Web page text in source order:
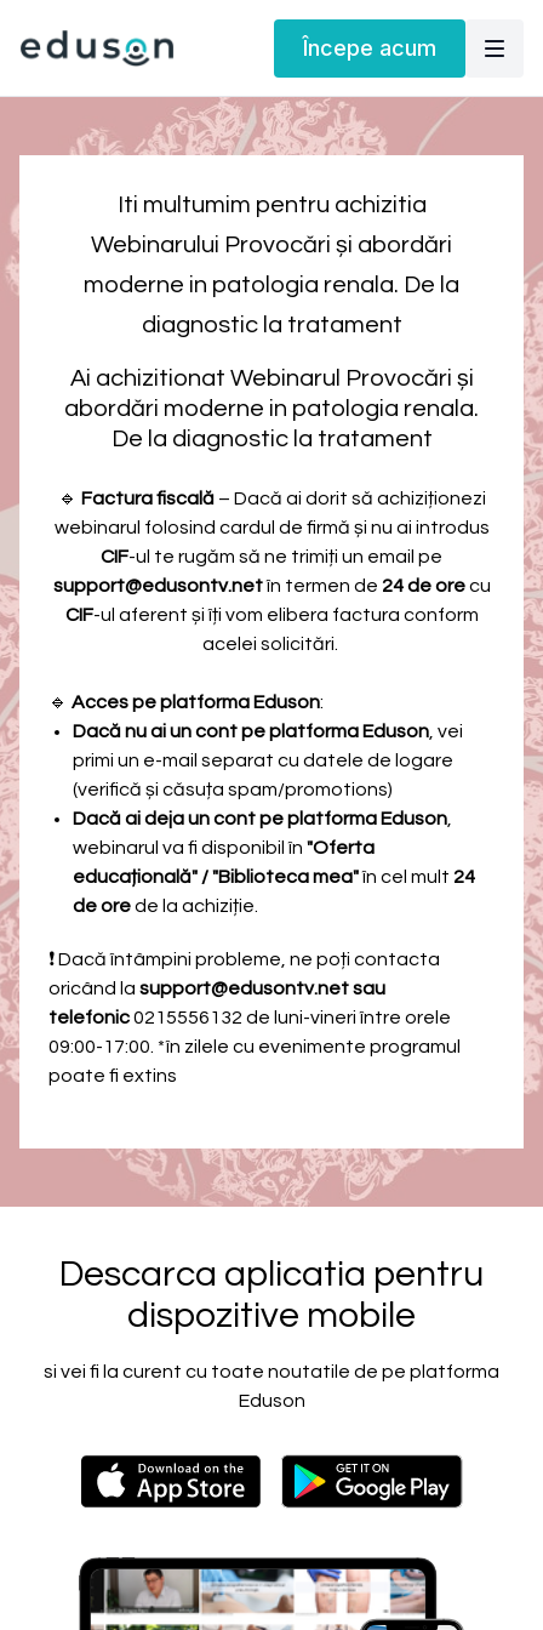
Începe acum
Iti multumim pentru achizitia
Webinarului Provocări și abordări
moderne in patologia renala. De la
diagnostic la tratament
Ai achizitionat Webinarul Provocări și
abordări moderne in patologia renala.
De la diagnostic la tratament
🔹 Factura fiscală– Dacă ai dorit să achiziționezi
webinarul folosind cardul de firmă și nu ai introdus
CIF-ul te rugăm să ne trimiți un email pe
support@edusontv.netîn termen de 24 de orecu
CIF-ul aferent și îți vom elibera factura conform
acelei solicitări.
🔹 Acces pe platforma Eduson:
Dacă nu ai un cont pe platforma Eduson , vei
primi un e-mail separat cu datele de logare
(verifică și căsuța spam/promotions)
Dacă ai deja un cont pe platforma Eduson
webinarul va fi disponibil în "Oferta
educațională" / "Biblioteca mea"în cel mult 24
de orede la achiziție.
❗ Dacă întâmpini probleme, ne poți contacta
oricând la support@edusontv.net sau
telefonic0215556132 de luni-vineri între orele
09:00-17:00. *în zilele cu evenimente programul
poate fi extins
Descarca aplicatia pentru
dispozitive mobile
si vei fi la curent cu toate noutatile de pe platforma
Eduson